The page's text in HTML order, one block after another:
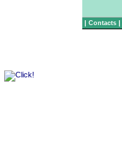
| Contacts |